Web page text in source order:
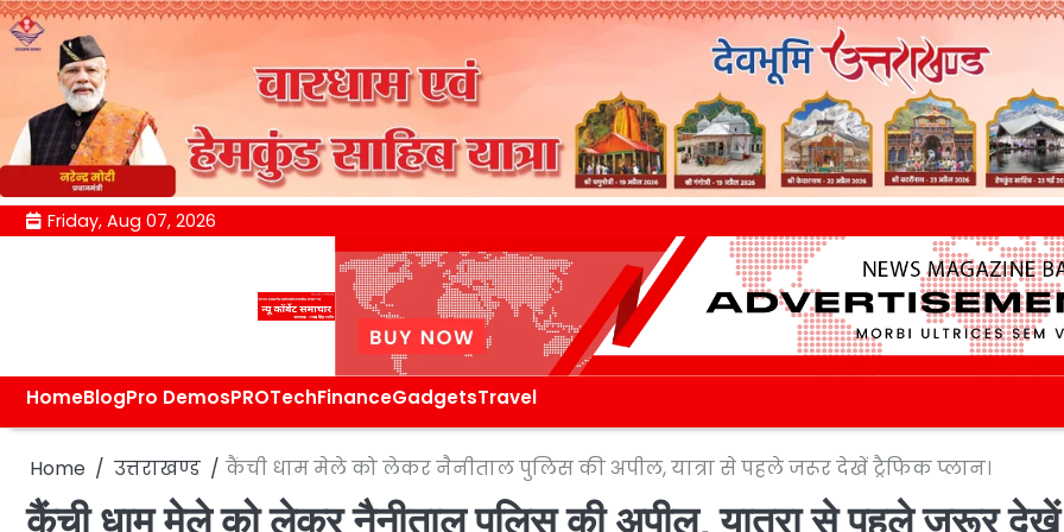
Skip Friday, Aug 07, 2026
HomeBlogPro DemosPROTechFinanceGadgetsTravel
Home उत्तराखण्ड कैंची धाम मेले को लेकर नैनीताल पुलिस की अपील, यात्रा से पहले जरूर देखें ट्रैफिक प्लान।
कैंची धाम मेले को लेकर नैनीताल पुलिस की अपील, यात्रा से पहले जरूर देखें